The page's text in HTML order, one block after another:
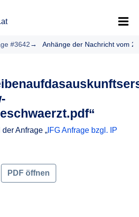
#3642 Anhänge der Nachricht vom
Anfrage „ IFG Anfrage bzgl. IP
PDF öffnen